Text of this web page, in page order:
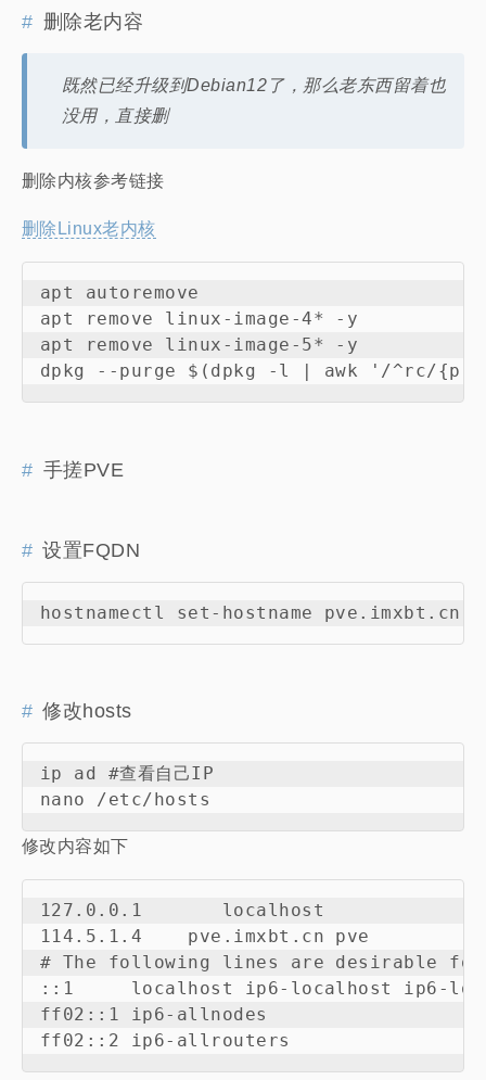
删除老内容
既然已经升级到Debian12了，那么老东西留着也
没用，直接删
删除内核参考链接
删除Linux老内核
apt autoremove
apt remove linux-image-4* -y
apt remove linux-image-5* -y
手搓PVE
设置FQDN
修改hosts
ip ad #查看自己IP
修改内容如下
127.0.0.1       localhost
114.5.1.4    pve.imxbt.cn pve
# The following lines are desirable for
::1     localhost ip6-localhost ip6-
ff02::1 ip6-allnodes